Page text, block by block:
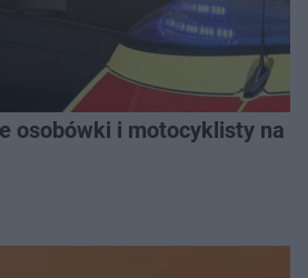
osobówki i motocyklisty na